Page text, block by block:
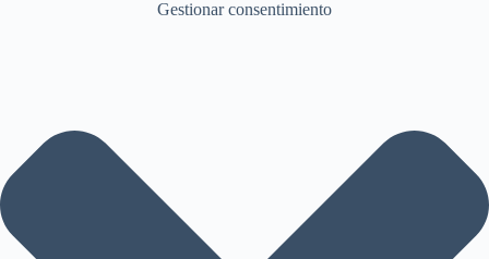
Gestionar consentimiento